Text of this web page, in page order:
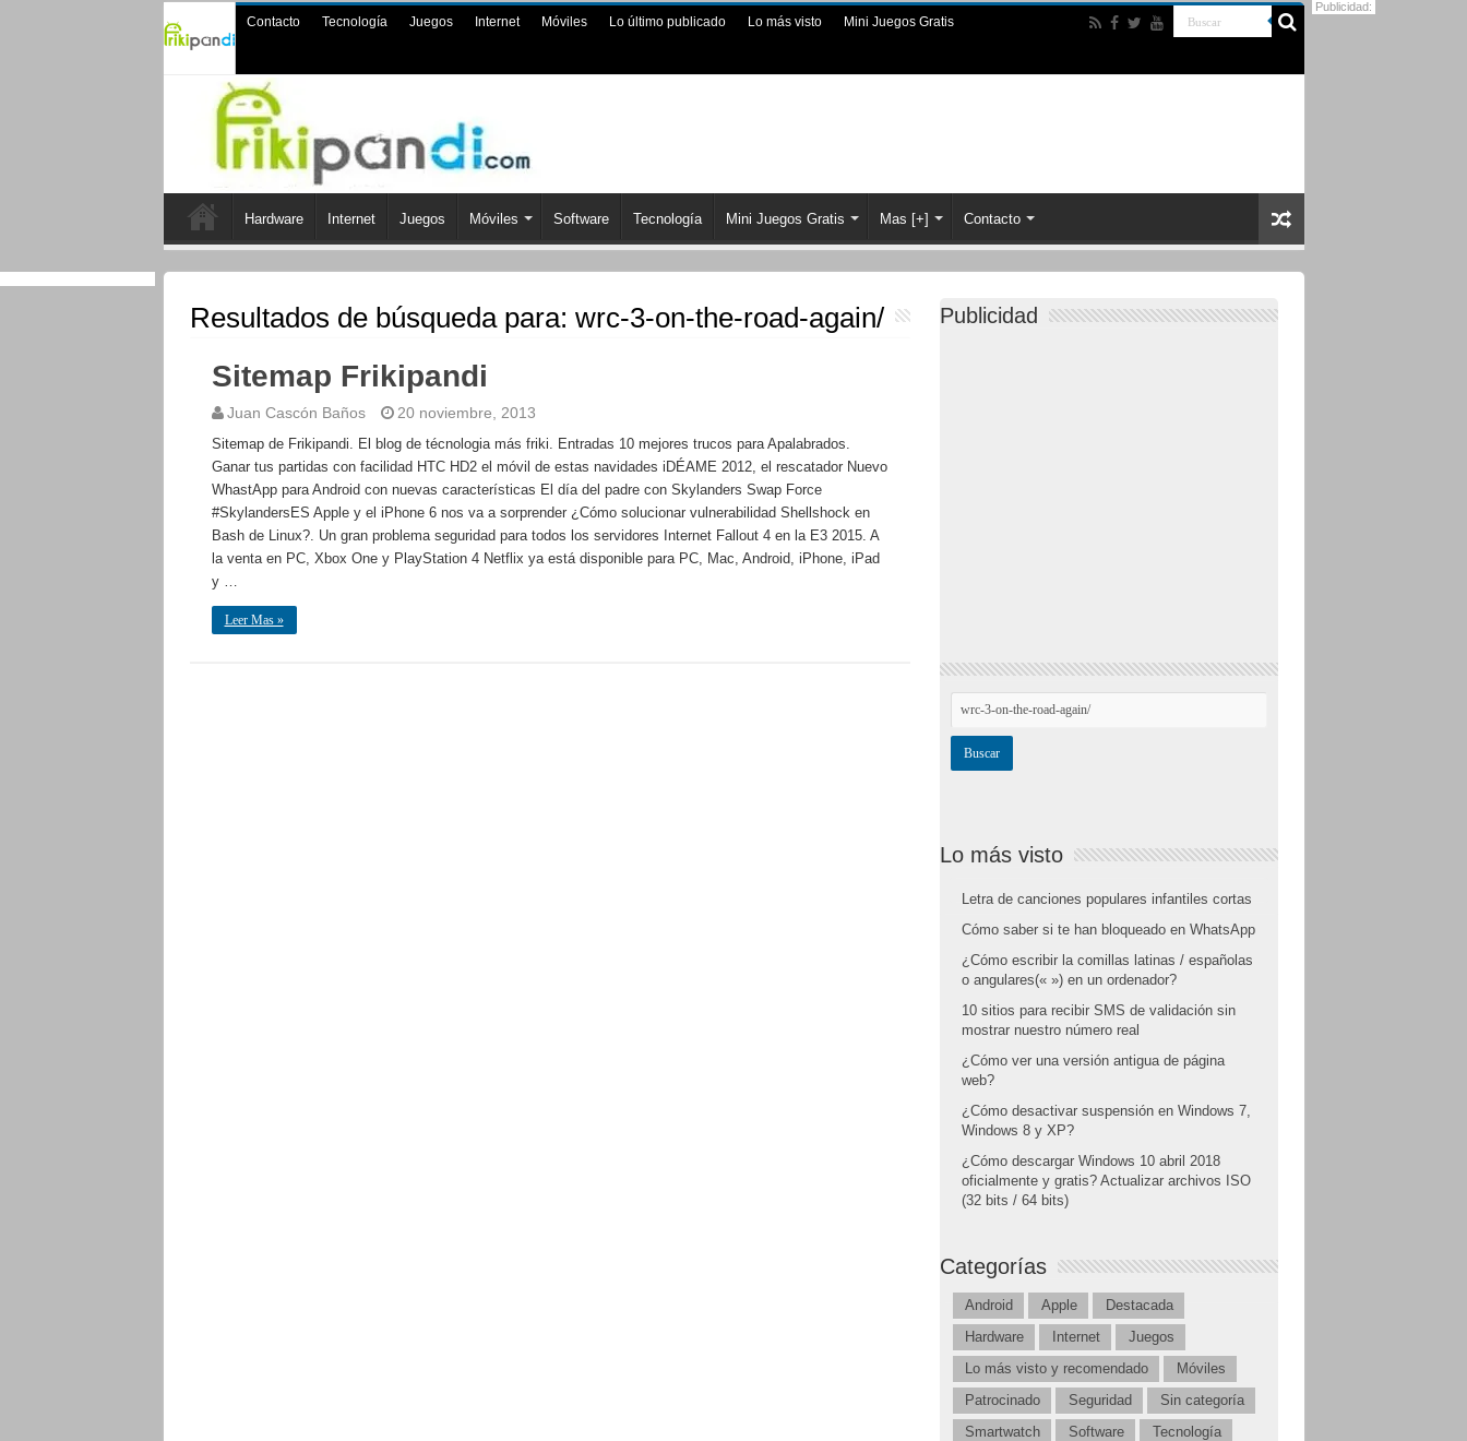
Contacto Tecnología Juegos Internet Móviles Lo último publicado Lo más visto Mini Juegos Gratis
Hardware Internet Juegos Móviles Software Tecnología Mini Juegos Gratis Mas [+] Contacto
Resultados de búsqueda para: wrc-3-on-the-road-again/
Sitemap Frikipandi
Juan Cascón Baños 20 noviembre, 2013
Sitemap de Frikipandi. El blog de técnologia más friki. Entradas 10 mejores trucos para Apalabrados.
Ganar tus partidas con facilidad HTC HD2 el móvil de estas navidades iDÉAME 2012, el rescatador Nuevo
WhastApp para Android con nuevas características El día del padre con Skylanders Swap Force
#SkylandersES Apple y el iPhone 6 nos va a sorprender ¿Cómo solucionar vulnerabilidad Shellshock en
Bash de Linux?. Un gran problema seguridad para todos los servidores Internet Fallout 4 en la E3 2015. A
la venta en PC, Xbox One y PlayStation 4 Netflix ya está disponible para PC, Mac, Android, iPhone, iPad
y …
Leer Mas »
Publicidad
Lo más visto
Letra de canciones populares infantiles cortas
Cómo saber si te han bloqueado en WhatsApp
¿Cómo escribir la comillas latinas / españolas
o angulares(« ») en un ordenador?
10 sitios para recibir SMS de validación sin
mostrar nuestro número real
¿Cómo ver una versión antigua de página
web?
¿Cómo desactivar suspensión en Windows 7,
Windows 8 y XP?
¿Cómo descargar Windows 10 abril 2018
oficialmente y gratis? Actualizar archivos ISO
(32 bits / 64 bits)
Categorías
Android Apple
Destacada
Hardware
Internet
Juegos
Lo más visto y recomendado
Móviles
Patrocinado
Seguridad
Sin categoría
Smartwatch
Software Tecnología
Publicidad: